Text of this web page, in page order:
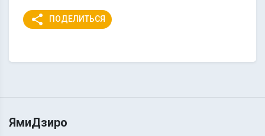
share ПОДЕЛИТЬСЯ
ЯмиДзиро